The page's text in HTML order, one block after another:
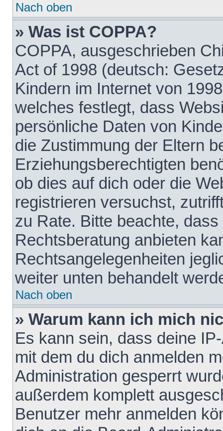
Nach oben
» Was ist COPPA?
COPPA, ausgeschrieben
Act of 1998 (deutsch:
Kindern im Internet von
welches festlegt, dass
persönliche Daten von
die Zustimmung der Eltern
Erziehungsberechtigten
ob dies auf dich oder die
registrieren versuchst,
zu Rate. Bitte beachte,
Rechtsberatung anbieten
Rechtsangelegenheiten
weiter unten behandelt
Nach oben
» Warum kann ich mich
Es kann sein, dass deine
mit dem du dich anmelden
Administration gesperrt
außerdem komplett
Benutzer mehr anmelden